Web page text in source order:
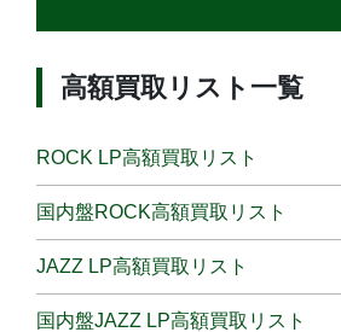
高額買取リスト一覧
ROCK LP高額買取リスト
国内盤ROCK高額買取リスト
JAZZ LP高額買取リスト
国内盤JAZZ LP高額買取リスト